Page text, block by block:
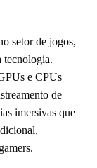
setor de jogos,
tecnologia.
e CPUs
de
imersivas que